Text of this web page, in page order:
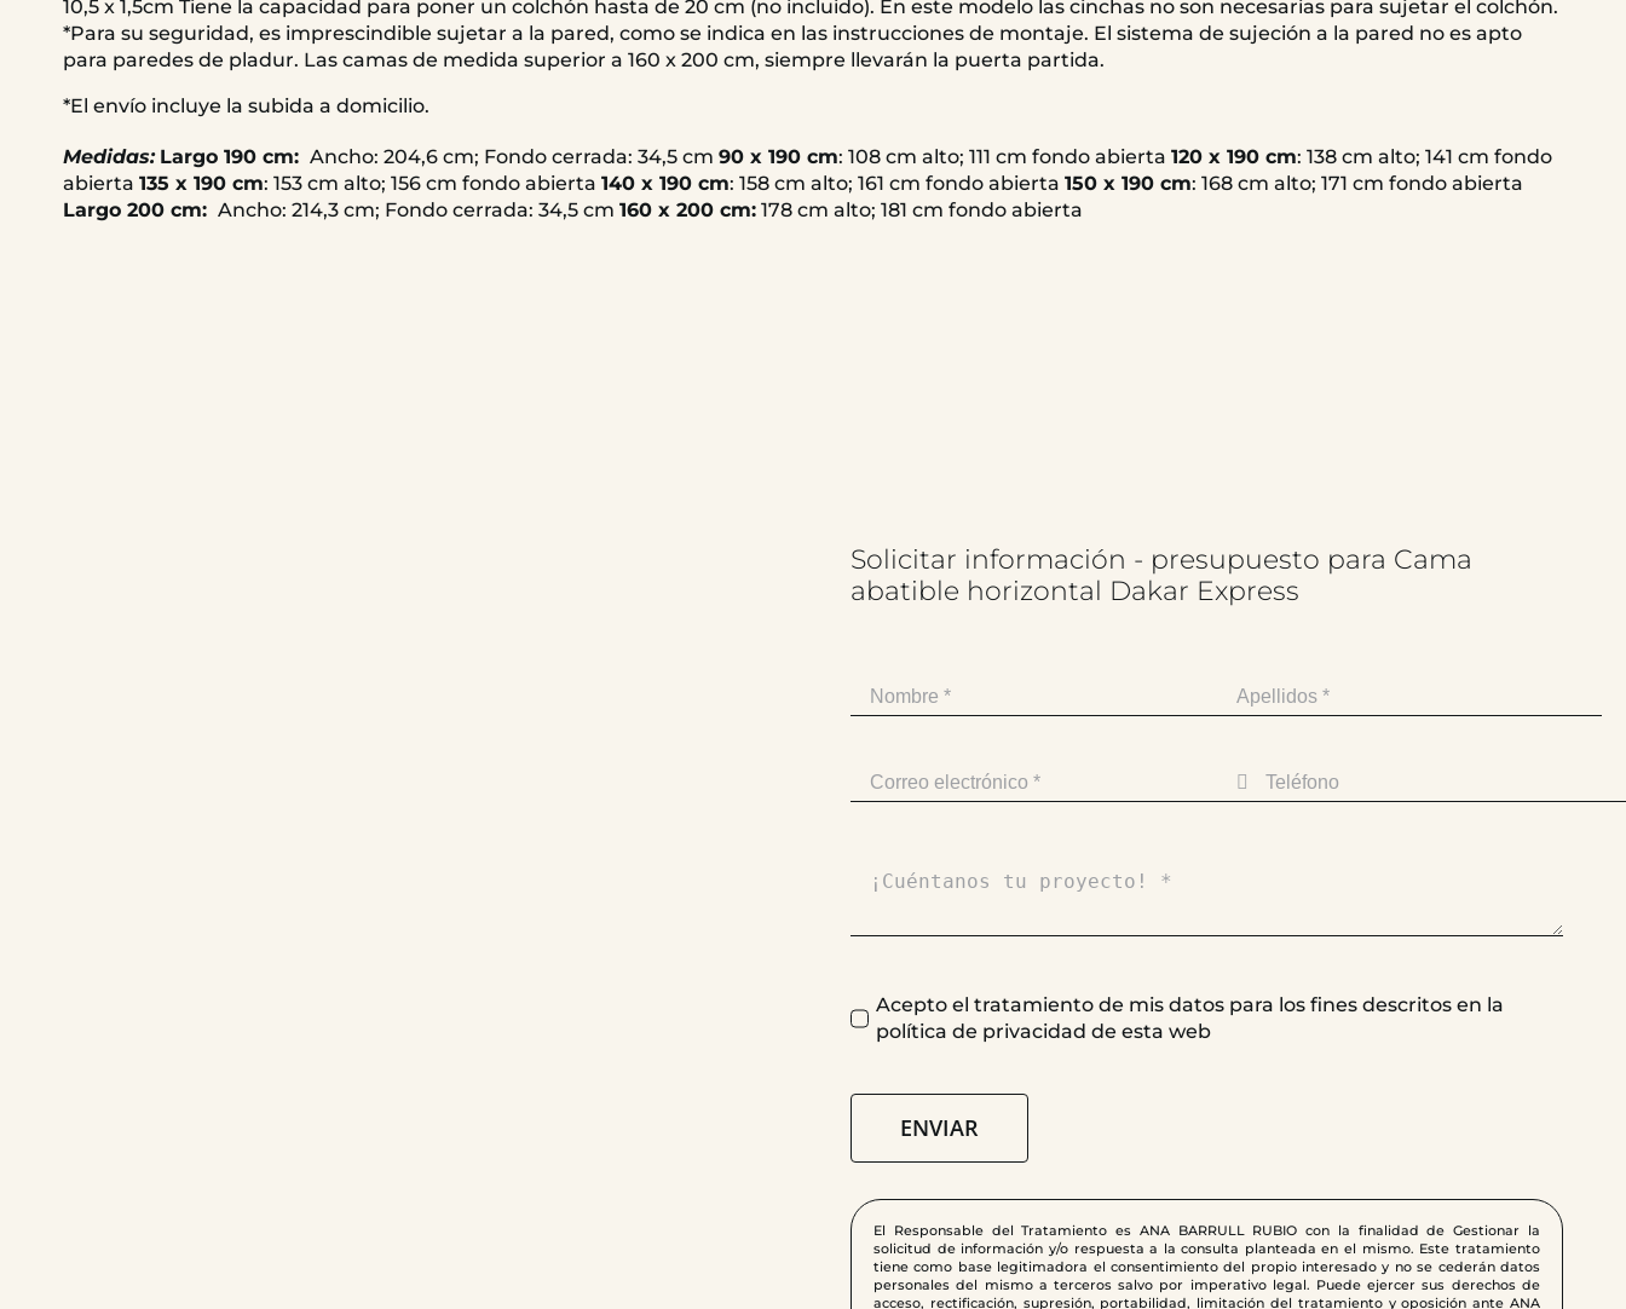
10,5 x 1,5cm Tiene la capacidad para poner un colchón hasta de 20 cm (no incluido). En este modelo las cinchas no son necesarias para sujetar el colchón.
*Para su seguridad, es imprescindible sujetar a la pared, como se indica en las instrucciones de montaje. El sistema de sujeción a la pared no es apto
para paredes de pladur. Las camas de medida superior a 160 x 200 cm, siempre llevarán la puerta partida.
*El envío incluye la subida a domicilio.
Medidas: Largo 190 cm: Ancho: 204,6 cm; Fondo cerrada: 34,5 cm 90 x 190 cm: 108 cm alto; 111 cm fondo abierta 120 x 190 cm: 138 cm alto; 141 cm fondo
abierta 135 x 190 cm: 153 cm alto; 156 cm fondo abierta 140 x 190 cm: 158 cm alto; 161 cm fondo abierta 150 x 190 cm: 168 cm alto; 171 cm fondo abierta
Largo 200 cm: Ancho: 214,3 cm; Fondo cerrada: 34,5 cm 160 x 200 cm:178 cm alto; 181 cm fondo abierta
Solicitar información - presupuesto para Cama
abatible horizontal Dakar Express
Acepto el tratamiento de mis datos para los fines descritos en la
política de privacidad de esta web
ENVIAR
El Responsable del Tratamiento es ANA BARRULL RUBIO con la finalidad de Gestionar la
solicitud de información y/o respuesta a la consulta planteada en el mismo. Este tratamiento
tiene como base legitimadora el consentimiento del propio interesado y no se cederán datos
personales del mismo a terceros salvo por imperativo legal. Puede ejercer sus derechos de
acceso, rectificación, supresión, portabilidad, limitación del tratamiento y oposición ante ANA